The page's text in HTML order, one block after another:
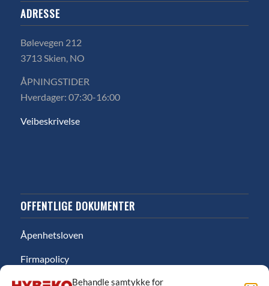
Behandle samtykke for
ADRESSE
Bølevegen 212
3713 Skien, NO
ÅPNINGSTIDER
Hverdager: 07:30-16:00
Veibeskrivelse
OFFENTLIGE DOKUMENTER
Åpenhetsloven
Firmapolicy
Miljø